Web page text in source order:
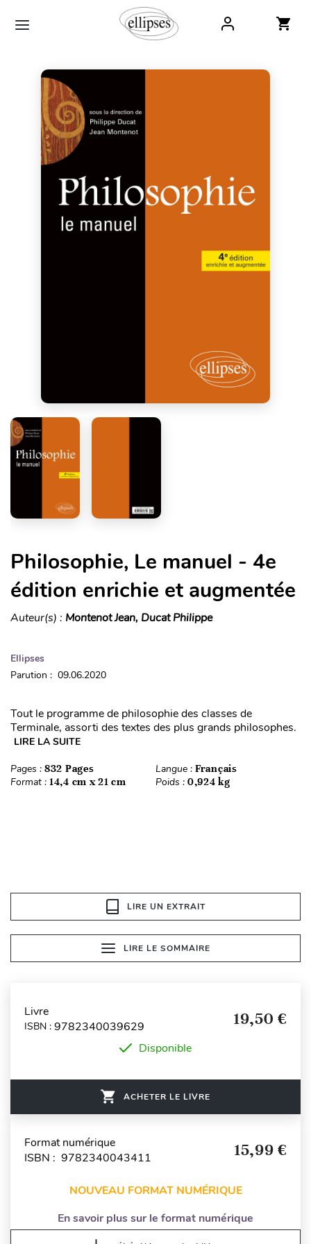
Philosophie, Le manuel - 4e
édition enrichie et augmentée
Auteur(s) : Montenot Jean, Ducat Philippe
Ellipses
Parution : 09.06.2020
Tout le programme de philosophie des classes de
Terminale, assorti des textes des plus grands philosophes.
LIRE LA SUITE
Pages : 832 Pages Langue : Français
Format : 14,4 cm x 21 cm Poids : 0,924 kg
LIRE UN EXTRAIT
LIRE LE SOMMAIRE
Livre
ISBN : 9782340039629 19,50 €
Disponible
ACHETER LE LIVRE
Format numérique
ISBN : 9782340043411
15,99 €
NOUVEAU FORMAT NUMÉRIQUE
En savoir plus sur le format numérique